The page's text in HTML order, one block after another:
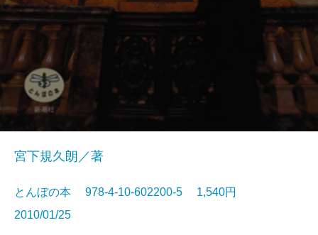
宮下規久朗／著
とんぼの本 978-4-10-602200-5 1,540円
2010/01/25